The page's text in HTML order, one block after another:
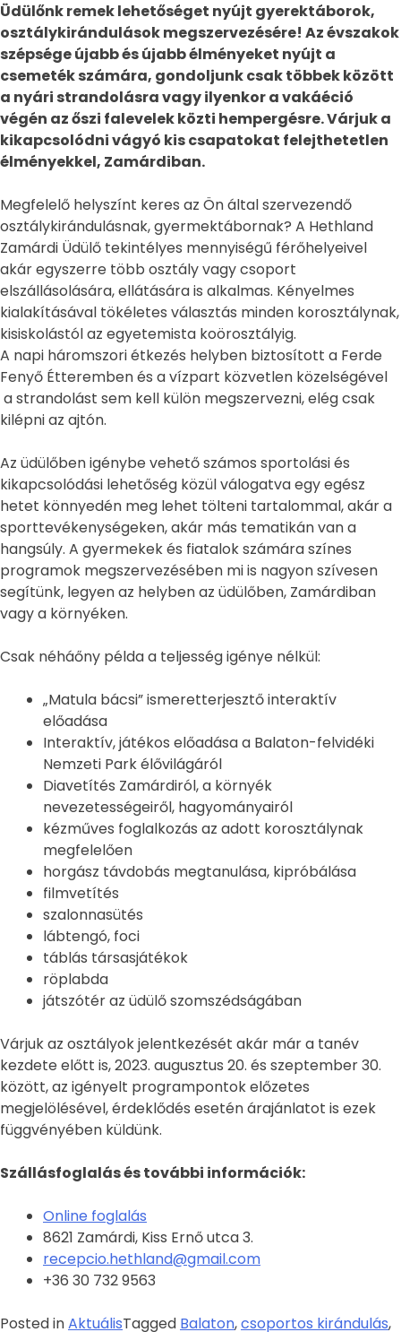
Üdülőnk remek lehetőséget nyújt gyerektáborok,
osztálykirándulások megszervezésére! Az évszakok
szépsége újabb és újabb élményeket nyújt a
csemeték számára, gondoljunk csak többek között
a nyári strandolásra vagy ilyenkor a vakáéció
végén az őszi falevelek közti hempergésre. Várjuk a
kikapcsolódni vágyó kis csapatokat felejthetetlen
élményekkel, Zamárdiban.
Megfelelő helyszínt keres az Ön által szervezendő
osztálykirándulásnak, gyermektábornak? A Hethland
Zamárdi Üdülő tekintélyes mennyiségű férőhelyeivel
akár egyszerre több osztály vagy csoport
elszállásolására, ellátására is alkalmas. Kényelmes
kialakításával tökéletes választás minden korosztálynak,
kisiskolástól az egyetemista koörosztályig.
A napi háromszori étkezés helyben biztosított a Ferde
Fenyő Étteremben és a vízpart közvetlen közelségével
a strandolást sem kell külön megszervezni, elég csak
kilépni az ajtón.
Az üdülőben igénybe vehető számos sportolási és
kikapcsolódási lehetőség közül válogatva egy egész
hetet könnyedén meg lehet tölteni tartalommal, akár a
sporttevékenységeken, akár más tematikán van a
hangsúly. A gyermekek és fiatalok számára színes
programok megszervezésében mi is nagyon szívesen
segítünk, legyen az helyben az üdülőben, Zamárdiban
vagy a környéken.
Csak néháőny példa a teljesség igénye nélkül:
„Matula bácsi” ismeretterjesztő interaktív
előadása
Interaktív, játékos előadása a Balaton-felvidéki
Nemzeti Park élővilágáról
Diavetítés Zamárdiról, a környék
nevezetességeiről, hagyományairól
kézműves foglalkozás az adott korosztálynak
megfelelően
horgász távdobás megtanulása, kipróbálása
filmvetítés
szalonnasütés
lábtengó, foci
táblás társasjátékok
röplabda
játszótér az üdülő szomszédságában
Várjuk az osztályok jelentkezését akár már a tanév
kezdete előtt is, 2023. augusztus 20. és szeptember 30.
között, az igényelt programpontok előzetes
megjelölésével, érdeklődés esetén árajánlatot is ezek
függvényében küldünk.
Szállásfoglalás és további információk:
Online foglalás
8621 Zamárdi, Kiss Ernő utca 3.
recepcio.hethland@gmail.com
+36 30 732 9563
Posted inAktuálisTagged Balaton,csoportos kirándulás,